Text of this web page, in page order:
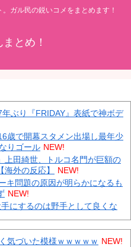
ガル民の鋭いコメをまとめます！
とめ！
ぶり『FRIDAY』表紙で神ボデ
歳で開幕スタメン出場し最年少
りゴール NEW!
上田綺世、トルコ名門が巨額の
外の反応】
NEW!
キ問題の原因が明らかになるも
NEW!
にするのは野手として良くな
衝突 乗っていた男女3人は車を
気づいた模様ｗｗｗｗｗ NEW!